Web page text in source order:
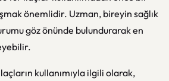
önemlidir. Uzman, bireyin sağlık
göz önünde bulundurarak en
kullanımıyla ilgili olarak,